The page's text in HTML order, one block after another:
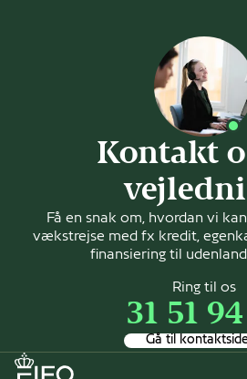
Kontakt
Få en snak om, hvordan vi
vækstrejse med fx kredit,
finansiering til
Ring til os
31 51
Gå til